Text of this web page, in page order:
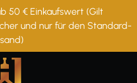
50 € Einkaufswert (Gilt
und nur für den Standard-